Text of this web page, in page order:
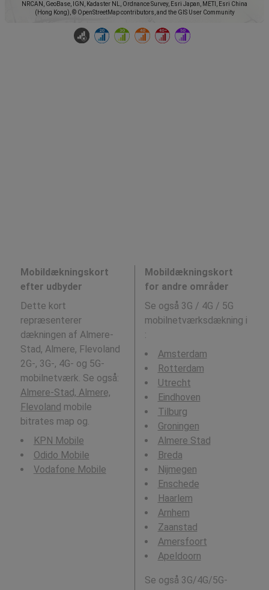
NRCAN, GeoBase, IGN, Kadaster NL, Ordnance Survey, Esri Japan, METI, Esri China
(Hong Kong), © OpenStreetMap contributors, and the GIS User Community
Mobildækningskort
efter udbyder
Dette kort
repræsenterer
dækningen af Almere-
Stad, Almere, Flevoland
2G-, 3G-, 4G- og 5G-
mobilnetværk. Se også:
Almere-Stad, Almere,
Flevoland mobile
bitrates map og.
KPN Mobile
Odido Mobile
Vodafone Mobile
Mobildækningskort
for andre områder
Se også 3G / 4G / 5G
mobilnetværksdækning i
:
Amsterdam
Rotterdam
Utrecht
Eindhoven
Tilburg
Groningen
Almere Stad
Breda
Nijmegen
Enschede
Haarlem
Arnhem
Zaanstad
Amersfoort
Apeldoorn
Se også 3G/4G/5G-